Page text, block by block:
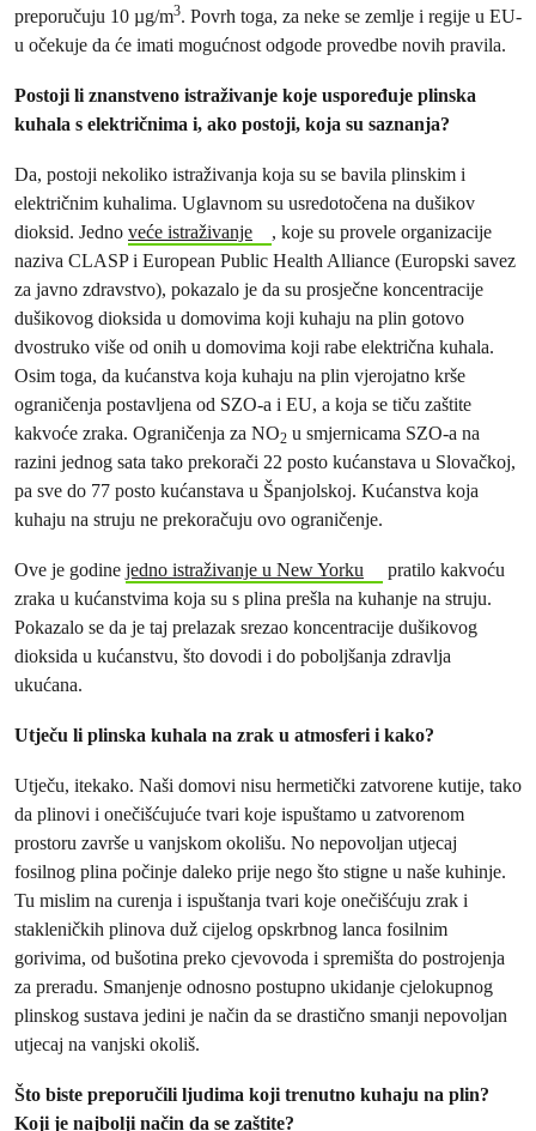
preporučuju 10 µg/m3. Povrh toga, za neke se zemlje i regije u EU-
u očekuje da će imati mogućnost odgode provedbe novih pravila.
Postoji li znanstveno istraživanje koje uspoređuje plinska
kuhala s električnima i, ako postoji, koja su saznanja?
Da, postoji nekoliko istraživanja koja su se bavila plinskim i
električnim kuhalima. Uglavnom su usredotočena na dušikov
dioksid. Jedno veće istraživanje
, koje su provele organizacije
naziva CLASP i European Public Health Alliance (Europski savez
za javno zdravstvo), pokazalo je da su prosječne koncentracije
dušikovog dioksida u domovima koji kuhaju na plin gotovo
dvostruko više od onih u domovima koji rabe električna kuhala.
Osim toga, da kućanstva koja kuhaju na plin vjerojatno krše
ograničenja postavljena od SZO-a i EU, a koja se tiču zaštite
kakvoće zraka. Ograničenja za NO2 u smjernicama SZO-a na
razini jednog sata tako prekorači 22 posto kućanstava u Slovačkoj,
pa sve do 77 posto kućanstava u Španjolskoj. Kućanstva koja
kuhaju na struju ne prekoračuju ovo ograničenje.
Ove je godine jedno istraživanje u New Yorku
pratilo kakvoću
zraka u kućanstvima koja su s plina prešla na kuhanje na struju.
Pokazalo se da je taj prelazak srezao koncentracije dušikovog
dioksida u kućanstvu, što dovodi i do poboljšanja zdravlja
ukućana.
Utječu li plinska kuhala na zrak u atmosferi i kako?
Utječu, itekako. Naši domovi nisu hermetički zatvorene kutije, tako
da plinovi i onečišćujuće tvari koje ispuštamo u zatvorenom
prostoru završe u vanjskom okolišu. No nepovoljan utjecaj
fosilnog plina počinje daleko prije nego što stigne u naše kuhinje.
Tu mislim na curenja i ispuštanja tvari koje onečišćuju zrak i
stakleničkih plinova duž cijelog opskrbnog lanca fosilnim
gorivima, od bušotina preko cjevovoda i spremišta do postrojenja
za preradu. Smanjenje odnosno postupno ukidanje cjelokupnog
plinskog sustava jedini je način da se drastično smanji nepovoljan
utjecaj na vanjski okoliš.
Što biste preporučili ljudima koji trenutno kuhaju na plin?
Koji je najbolji način da se zaštite?